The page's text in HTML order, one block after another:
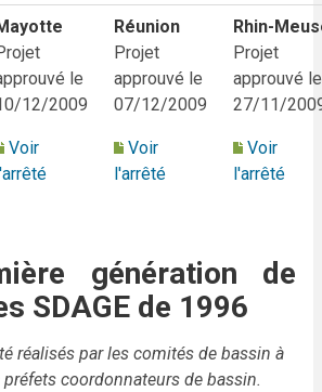
le
12/2009
Voir
l'arrêté
Réunion
Projet
approuvé le
07/12/2009
Voir
l'arrêté
Rhin-
Projet
approuvé le
27/11/
Voir
l'arrêté
génération de
SDAGE de 1996
réalisés par les comités de bassin à
coordonnateurs de bassin.